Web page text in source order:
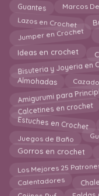
Guantes Marcos
Lazos en Crochet
Jumper en Crochet
Ideas en crochet
Bisuteria y Joyeria en
Almohadas
Amigurumi para
Calcetines en crochet
Estuches en Crochet
Juegos de Baño
Gorros en crochet
Los Mejores 25
Calentadores
Cojines Puf